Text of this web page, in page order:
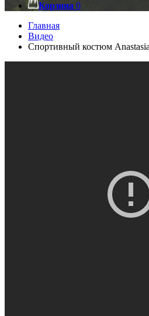
Корзина 0
Главная
Видео
Спортивный костюм